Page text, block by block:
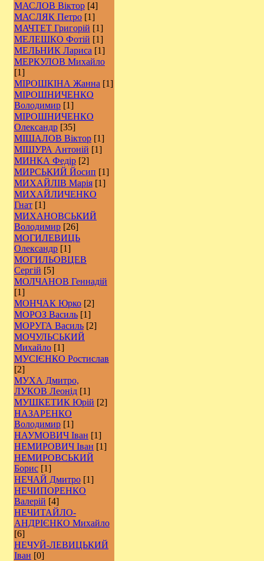
МАСЛОВ Віктор [4]
МАСЛЯК Петро [1]
МАЧТЕТ Григорій [1]
МЕЛЕШКО Фотій [1]
МЕЛЬНИК Лариса [1]
МЕРКУЛОВ Михайло
[1]
МІРОШКІНА Жанна [1]
МІРОШНИЧЕНКО
Володимир [1]
МІРОШНИЧЕНКО
Олександр [35]
МІШАЛОВ Віктор [1]
МІШУРА Антоній [1]
МИНКА Федір [2]
МИРСЬКИЙ Йосип [1]
МИХАЙЛІВ Марія [1]
МИХАЙЛИЧЕНКО
Гнат [1]
МИХАНОВСЬКИЙ
Володимир [26]
МОГИЛЕВИЦЬ
Олександр [1]
МОГИЛЬОВЦЕВ
Сергій [5]
МОЛЧАНОВ Геннадій
[1]
МОНЧАК Юрко [2]
МОРОЗ Василь [1]
МОРУГА Василь [2]
МОЧУЛЬСЬКИЙ
Михайло [1]
МУСІЄНКО Ростислав
[2]
МУХА Дмитро,
ЛУКОВ Леонід [1]
МУШКЕТИК Юрій [2]
НАЗАРЕНКО
Володимир [1]
НАУМОВИЧ Іван [1]
НЕМИРОВИЧ Іван [1]
НЕМИРОВСЬКИЙ
Борис [1]
НЕЧАЙ Дмитро [1]
НЕЧИПОРЕНКО
Валерій [4]
НЕЧИТАЙЛО-
АНДРІЄНКО Михайло
[6]
НЕЧУЙ-ЛЕВИЦЬКИЙ
Іван [0]